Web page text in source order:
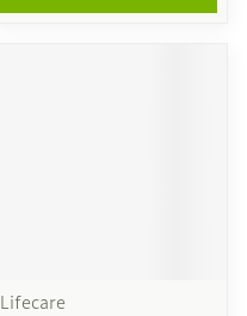
Lifecare